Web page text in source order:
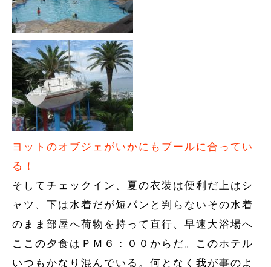
ヨットのオブジェがいかにもプールに合ってい
る！
そしてチェックイン、夏の衣装は便利だ上はシ
ャツ、下は水着だが短パンと判らないその水着
のまま部屋へ荷物を持って直行、早速大浴場へ
ここの夕食はＰＭ６：００からだ。このホテル
いつもかなり混んでいる。何となく我が事のよ